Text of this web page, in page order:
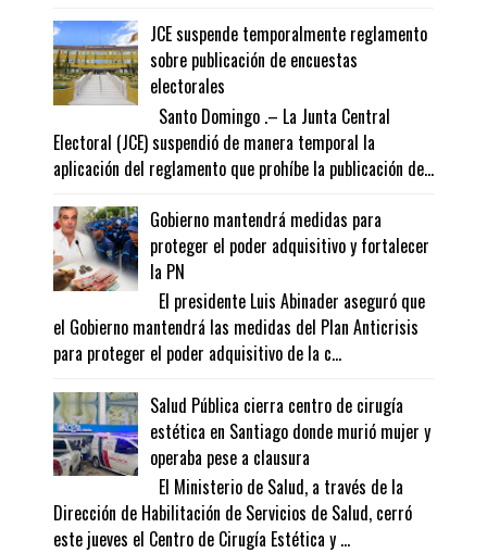
JCE suspende temporalmente reglamento
sobre publicación de encuestas
electorales
Santo Domingo .– La Junta Central
Electoral (JCE) suspendió de manera temporal la
aplicación del reglamento que prohíbe la publicación de...
Gobierno mantendrá medidas para
proteger el poder adquisitivo y fortalecer
la PN
El presidente Luis Abinader aseguró que
el Gobierno mantendrá las medidas del Plan Anticrisis
para proteger el poder adquisitivo de la c...
Salud Pública cierra centro de cirugía
estética en Santiago donde murió mujer y
operaba pese a clausura
El Ministerio de Salud, a través de la
Dirección de Habilitación de Servicios de Salud, cerró
este jueves el Centro de Cirugía Estética y ...